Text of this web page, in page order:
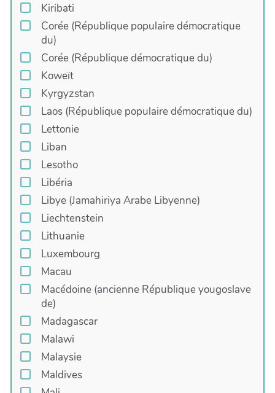
Kiribati
Corée (République populaire démocratique
du)
Corée (République démocratique du)
Koweït
Kyrgyzstan
Laos (République populaire démocratique du)
Lettonie
Liban
Lesotho
Libéria
Libye (Jamahiriya Arabe Libyenne)
Liechtenstein
Lithuanie
Luxembourg
Macau
Macédoine (ancienne République yougoslave
de)
Madagascar
Malawi
Malaysie
Maldives